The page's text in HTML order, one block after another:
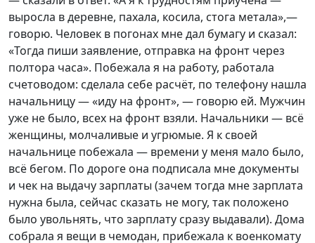
выросла в деревне, пахала, косила, стога метала»,—
говорю. Человек в погонах мне дал бумагу и сказал:
«Тогда пиши заявление, отправка на фронт через
полтора часа». Побежала я на работу, работала
счетоводом: сделала себе расчёт, по телефону нашла
начальницу — «иду на фронт», — говорю ей. Мужчин
уже не было, всех на фронт взяли. Начальники — всё
женщины, молчаливые и угрюмые. Я к своей
начальнице побежала — времени у меня мало было,
всё бегом. По дороге она подписала мне документы
и чек на выдачу зарплаты (зачем тогда мне зарплата
нужна была, сейчас сказать не могу, так положено
было увольнять, что зарплату сразу выдавали). Дома
собрала я вещи в чемодан, прибежала к военкомату